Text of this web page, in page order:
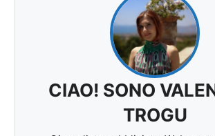
CIAO! SONO
TROGU